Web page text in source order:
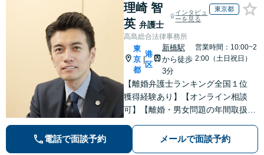
理崎 智
英 弁護士
インタビュ
ーを見る
東京都
高島総合法律事務所
東
京
都
港
区
新橋駅
から徒歩
3分
営業時間：10:00~2
2:00（土日祝日）
【離婚弁護士ランキング全国１位
獲得経験あり】【オンライン相談
可】【離婚・男女問題の年間取扱件
き寝入りしたくないという方は是非
ご相談ください。
電話で面談予約 メールで面談予約